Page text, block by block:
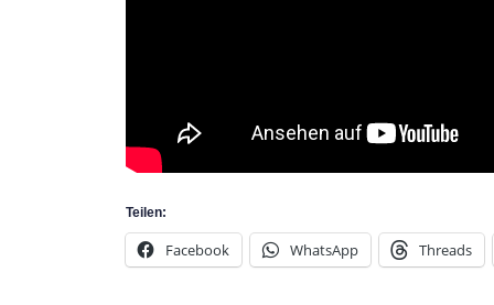
Teilen:
Facebook WhatsApp Threads